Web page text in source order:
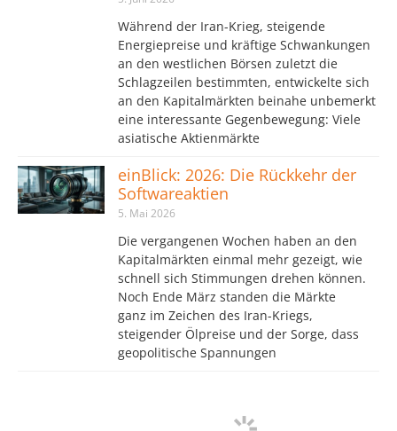
Während der Iran-Krieg, steigende
Energiepreise und kräftige Schwankungen
an den westlichen Börsen zuletzt die
Schlagzeilen bestimmten, entwickelte sich
an den Kapitalmärkten beinahe unbemerkt
eine interessante Gegenbewegung: Viele
asiatische Aktienmärkte
einBlick: 2026: Die Rückkehr der
Softwareaktien
5. Mai 2026
Die vergangenen Wochen haben an den
Kapitalmärkten einmal mehr gezeigt, wie
schnell sich Stimmungen drehen können.
Noch Ende März standen die Märkte
ganz im Zeichen des Iran-Kriegs,
steigender Ölpreise und der Sorge, dass
geopolitische Spannungen